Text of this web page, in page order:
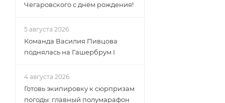
Чегаровского с днём рождения!
5 августа 2026
Команда Василия Пивцова
поднялась на Гашербрум I
4 августа 2026
Готовь экипировку к сюрпризам
погоды: главный полумарафон